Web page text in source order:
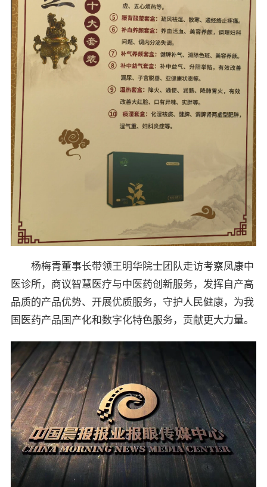
杨梅青董事长带领王明华院士团队走访考察凤康中
医诊所，商议智慧医疗与中医药创新服务，发挥自产高
品质的产品优势、开展优质服务，守护人民健康，为我
国医药产品国产化和数字化特色服务，贡献更大力量。